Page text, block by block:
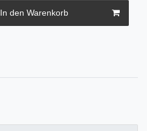
In den Warenkorb